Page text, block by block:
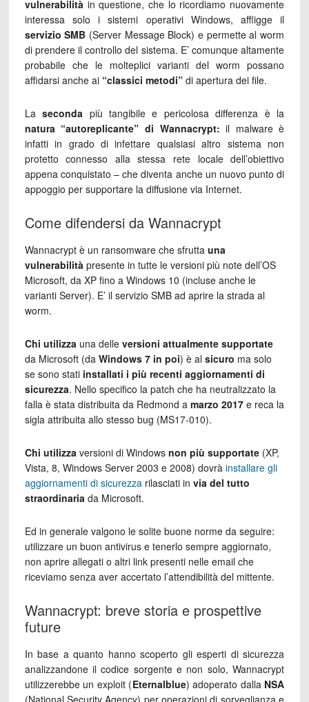
vulnerabilità in questione, che lo ricordiamo nuovamente
interessa solo i sistemi operativi Windows, affligge il
servizio SMB (Server Message Block) e permette al worm
di prendere il controllo del sistema. E’ comunque altamente
probabile che le molteplici varianti del worm possano
affidarsi anche ai “classici metodi”di apertura dei file.
Laseconda più tangibile e pericolosa differenza è la
natura “autoreplicante” di Wannacrypt:il malware è
infatti in grado di infettare qualsiasi altro sistema non
protetto connesso alla stessa rete locale dell’obiettivo
appena conquistato – che diventa anche un nuovo punto di
appoggio per supportare la diffusione via Internet.
Come difendersi da Wannacrypt
Wannacrypt è un ransomware che sfrutta una
vulnerabilità presente in tutte le versioni più note dell’OS
Microsoft, da XP fino a Windows 10 (incluse anche le
varianti Server). E’ il servizio SMB ad aprire la strada al
worm.
Chi utilizza una delleversioni attualmente supportate
da Microsoft (da Windows 7 in poi) è al sicuro ma solo
se sono stati installati i più recenti aggiornamenti di
sicurezza. Nello specifico la patch che ha neutralizzato la
falla è stata distribuita da Redmond a marzo 2017e reca la
sigla attribuita allo stesso bug (MS17-010).
Chi utilizza versioni di Windows non più supportate(XP,
Vista, 8, Windows Server 2003 e 2008) dovrà installare gli
aggiornamenti di sicurezza rilasciati in via del tutto
straordinaria da Microsoft.
Ed in generale valgono le solite buone norme da seguire:
utilizzare un buon antivirus e tenerlo sempre aggiornato,
non aprire allegati o altri link presenti nelle email che
riceviamo senza aver accertato l’attendibilità del mittente.
Wannacrypt: breve storia e prospettive
future
In base a quanto hanno scoperto gli esperti di sicurezza
analizzandone il codice sorgente e non solo, Wannacrypt
utilizzerebbe un exploit (Eternalblue) adoperato dalla NSA
(National Security Agency) per operazioni di sorveglianza e